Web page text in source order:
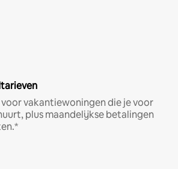
vakantiewoningen die je voor
plus maandelijkse betalingen